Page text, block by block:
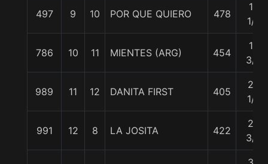
497 9 10 POR QUE QUIERO 478
13
1/4
786 10 11 MIENTES (ARG) 454
17
3/4
989 11 12 DANITA FIRST 405
23
1/4
991 12 8 LA JOSITA 422
25
3/4